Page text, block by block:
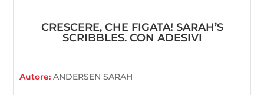
CRESCERE, CHE FIGATA! SARAH’S
SCRIBBLES. CON ADESIVI
Autore:ANDERSEN SARAH